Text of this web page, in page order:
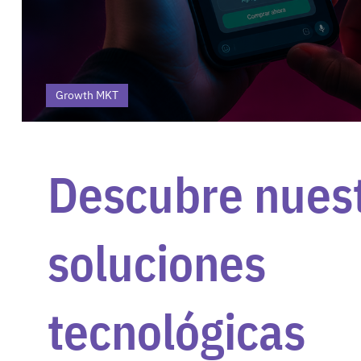
Descubre
soluciones
tecnológicas
Del hola al pagado en WhatsApp
Growth MKT